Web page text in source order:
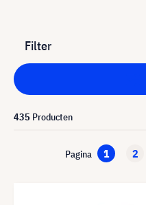
Filter
435 Producten
Pagina 1 2